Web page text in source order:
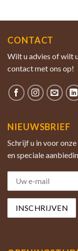
CONTACT
Wilt u advies of wilt
contact met ons op!
NIEUWSBRIEF
Schrijf u in voor
en speciale